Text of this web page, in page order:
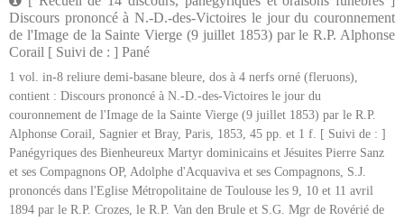
Discours prononcé à N.-D.-des-Victoires le jour du couronnement
de l'Image de la Sainte Vierge (9 juillet 1853) par le R.P. Alphonse
Corail [ Suivi de : ] Pané
1 vol. in-8 reliure demi-basane bleure, dos à 4 nerfs orné (fleruons),
contient : Discours prononcé à N.-D.-des-Victoires le jour du
couronnement de l'Image de la Sainte Vierge (9 juillet 1853) par le R.P.
Alphonse Corail, Sagnier et Bray, Paris, 1853, 45 pp. et 1 f. [ Suivi de : ]
Panégyriques des Bienheureux Martyr dominicains et Jésuites Pierre Sanz
et ses Compagnons OP, Adolphe d'Acquaviva et ses Compagnons, S.J.
prononcés dans l'Eglise Métropolitaine de Toulouse les 9, 10 et 11 avril
1894 par le R.P. Crozes, le R.P. Van den Brule et S.G. Mgr de Rovérié de